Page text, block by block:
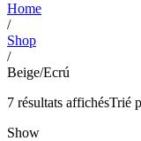
Home
/
Shop
/
Beige/Ecrú
7 résultats affichésTrié
Show